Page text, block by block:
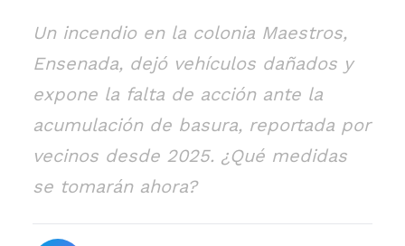
Un incendio en la colonia Maestros,
Ensenada, dejó vehículos dañados y
expone la falta de acción ante la
acumulación de basura, reportada por
vecinos desde 2025. ¿Qué medidas
se tomarán ahora?